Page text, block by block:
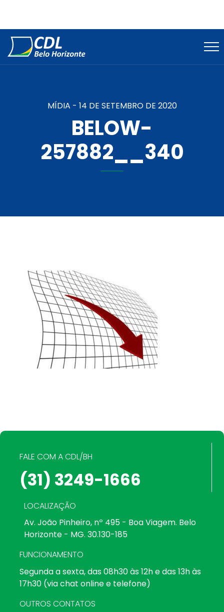
MÍDIA - 14 DE SETEMBRO DE 2020
BELOW-
257882__340
FALE COM A CDL/BH
(31) 3249-1666
LOCALIZAÇÃO
Av. João Pinheiro, nº 495 - Boa Viagem. Belo
Horizonte - MG. 30.130-185
FUNCIONAMENTO
Segunda a sexta, das 08h30 às 12h e das 13h às
17h30 (via chat online e telefone)
OUTROS CONTATOS